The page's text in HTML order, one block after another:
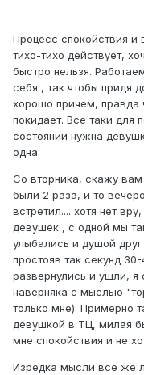
Процесс спокойствия и
тихо-тихо действует,
быстро нельзя.
себя , так чтобы придя
хорошо причем, правда
покидает. Все таки для
состоянии нужна
одна.
Со вторника, скажу вам
были 2 раза, и то
встретил.... хотя нет
девушек , с одной мы
улыбались и душой
простояв так секунд
развернулись и ушли, я
наверняка с мыслью
только мне). Примерно
девушкой в ТЦ, милая
мне спокойствия и не
Изредка мысли все же